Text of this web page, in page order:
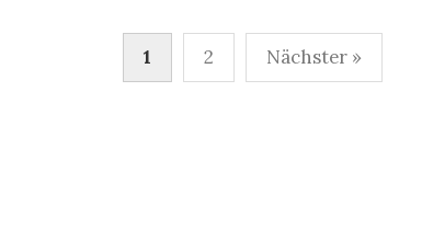
Seitennummerierung
1 2 Nächster »